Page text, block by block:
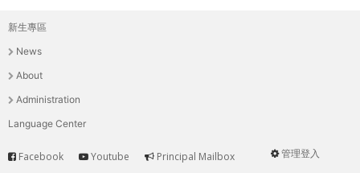
主
選
單
新生專區
News
About
Administration
Language Center
User
管理登入
Service
Facebook Youtube Principal Mailbox